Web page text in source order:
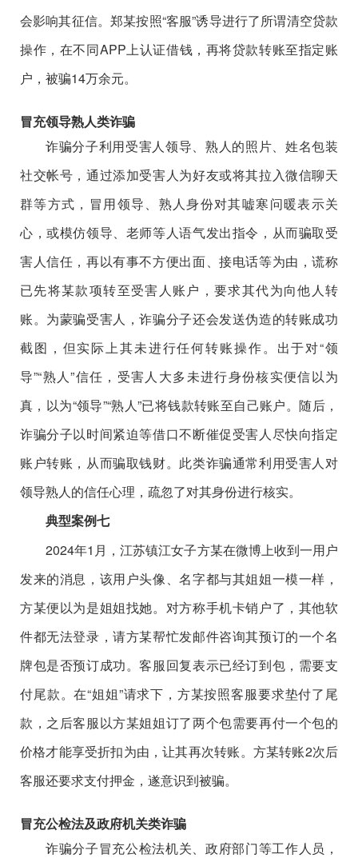
会影响其征信。郑某按照“客服”诱导进行了所谓清空贷款
操作，在不同APP上认证借钱，再将贷款转账至指定账
户，被骗14万余元。
冒充领导熟人类诈骗
诈骗分子利用受害人领导、熟人的照片、姓名包装
社交帐号，通过添加受害人为好友或将其拉入微信聊天
群等方式，冒用领导、熟人身份对其嘘寒问暖表示关
心，或模仿领导、老师等人语气发出指令，从而骗取受
害人信任，再以有事不方便出面、接电话等为由，谎称
已先将某款项转至受害人账户，要求其代为向他人转
账。为蒙骗受害人，诈骗分子还会发送伪造的转账成功
截图，但实际上其未进行任何转账操作。出于对“领
导”“熟人”信任，受害人大多未进行身份核实便信以为
真，以为“领导”“熟人”已将钱款转账至自己账户。随后，
诈骗分子以时间紧迫等借口不断催促受害人尽快向指定
账户转账，从而骗取钱财。此类诈骗通常利用受害人对
领导熟人的信任心理，疏忽了对其身份进行核实。
典型案例七
2024年1月，江苏镇江女子方某在微博上收到一用户
发来的消息，该用户头像、名字都与其姐姐一模一样，
方某便以为是姐姐找她。对方称手机卡销户了，其他软
件都无法登录，请方某帮忙发邮件咨询其预订的一个名
牌包是否预订成功。客服回复表示已经订到包，需要支
付尾款。在“姐姐”请求下，方某按照客服要求垫付了尾
款，之后客服以方某姐姐订了两个包需要再付一个包的
价格才能享受折扣为由，让其再次转账。方某转账2次后
客服还要求支付押金，遂意识到被骗。
冒充公检法及政府机关类诈骗
诈骗分子冒充公检法机关、政府部门等工作人员，